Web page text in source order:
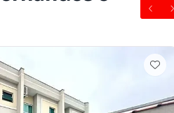
parte de pagamento